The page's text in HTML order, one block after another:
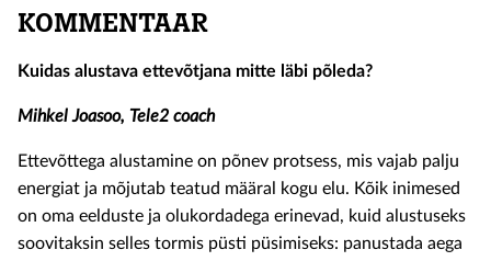
KOMMENTAAR
Kuidas alustava ettevõtjana mitte läbi põleda?
Mihkel Joasoo, Tele2 coach
Ettevõttega alustamine on põnev protsess, mis vajab palju
energiat ja mõjutab teatud määral kogu elu. Kõik inimesed
on oma eelduste ja olukordadega erinevad, kuid alustuseks
soovitaksin selles tormis püsti püsimiseks: panustada aega